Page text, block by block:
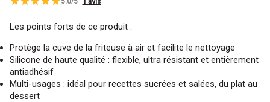
Les points forts de ce produit :
Protège la cuve de la friteuse à air et facilite le nettoyage
Silicone de haute qualité : flexible, ultra résistant et entièrement
antiadhésif
Multi-usages : idéal pour recettes sucrées et salées, du plat au
dessert